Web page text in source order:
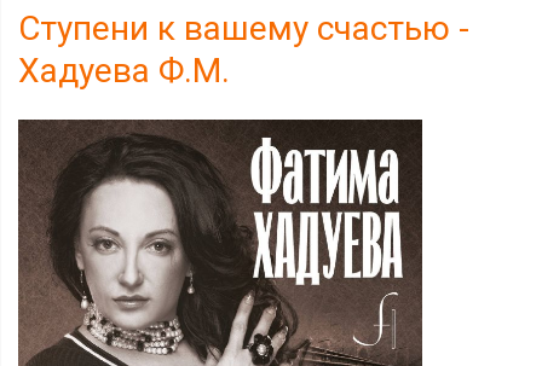
Ступени к вашему счастью -
Хадуева Ф.М.